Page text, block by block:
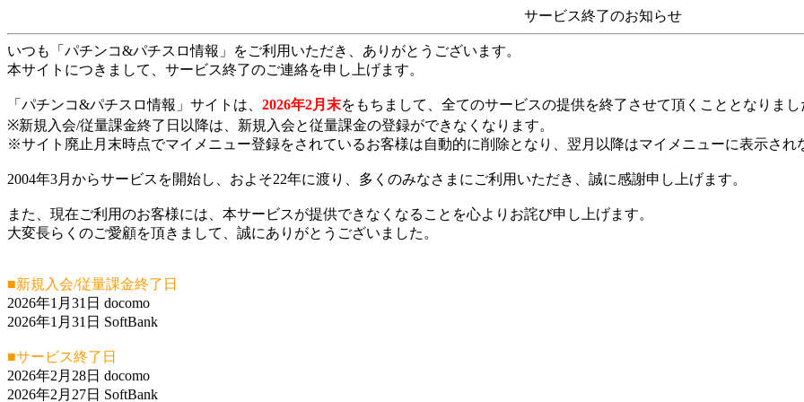
サービス終了のお知らせ
いつも「パチンコ&パチスロ情報」をご利用いただき、ありがとうございます。
本サイトにつきまして、サービス終了のご連絡を申し上げます。
「パチンコ&パチスロ情報」サイトは、 2026年2月末をもちまして、全てのサービスの提供を終了させて頂くこととなりまし
※新規入会/従量課金終了日以降は、新規入会と従量課金の登録ができなくなります。
※サイト廃止月末時点でマイメニュー登録をされているお客様は自動的に削除となり、翌月以降はマイメニューに表示され
2004年3月からサービスを開始し、およそ22年に渡り、多くのみなさまにご利用いただき、誠に感謝申し上げます。
また、現在ご利用のお客様には、本サービスが提供できなくなることを心よりお詫び申し上げます。
大変長らくのご愛顧を頂きまして、誠にありがとうございました。
■新規入会/従量課金終了日
2026年1月31日 docomo
2026年1月31日 SoftBank
■サービス終了日
2026年2月28日 docomo
2026年2月27日 SoftBank